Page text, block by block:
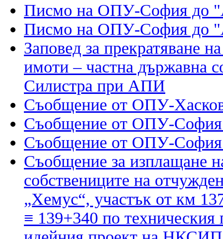
Писмо на ОПУ-София
Писмо на ОПУ-София
Заповед за прекратяване
имоти – частна държавна
Силистра при АПИ
Съобщение от ОПУ-
Съобщение от ОПУ-
Съобщение от ОПУ-
Съобщение за изплащане
собствениците на
„Хемус“, участък от км
≡ 139+340 по техническия